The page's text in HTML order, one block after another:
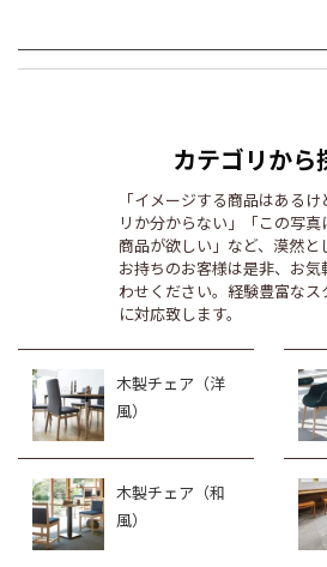
カテゴリから
「イメージする商品はある
リか分からない」「この写真
商品が欲しい」など、漠然と
お持ちのお客様は是非、お気
わせください。経験豊富なス
に対応致します。
木製チェア（洋
風）
木製チェア（和
風）